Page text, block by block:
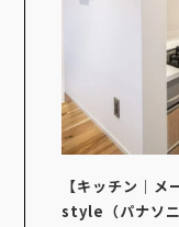
【キッチン｜
style（パナソニ